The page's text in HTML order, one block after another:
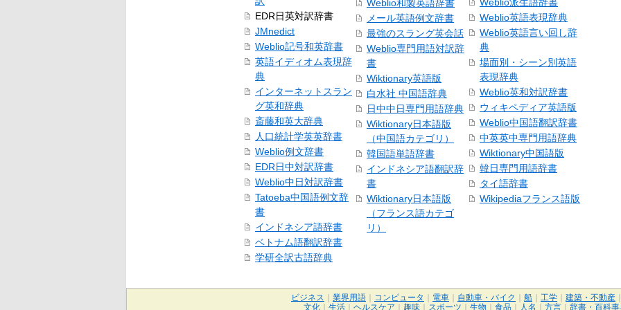
EDR日英対訳辞書
JMnedict
Weblio記号和英辞書
英語イディオム表現辞
典
インターネットスラン
グ英和辞典
斎藤和英大辞典
人口統計学英英辞書
Weblio例文辞書
EDR日中対訳辞書
Weblio中日対訳辞書
Tatoeba中国語例文辞
書
インドネシア語辞書
ベトナム語翻訳辞書
学研全訳古語辞典
Weblio和製英語辞書
メール英語例文辞書
最強のスラング英会話
Weblio専門用語対訳辞
書
Wiktionary英語版
白水社 中国語辞典
日中中日専門用語辞典
Wiktionary日本語版
（中国語カテゴリ）
韓国語単語辞書
インドネシア語翻訳辞
書
Wiktionary日本語版
（フランス語カテゴ
リ）
Weblio英語表現辞典
Weblio英語言い回し辞
典
場面別・シーン別英語
表現辞典
Weblio英和対訳辞書
ウィキペディア英語版
Weblio中国語翻訳辞書
中英英中専門用語辞典
Wiktionary中国語版
韓日専門用語辞書
タイ語辞書
Wikipediaフランス語版
ビジネス 業界用語 コンピュータ 電車 自動車・バイク 船 工学 建築・不動産
文化
生活 ヘルスケア 趣味 スポーツ 生物 食品 人名 方言 辞書・百科事